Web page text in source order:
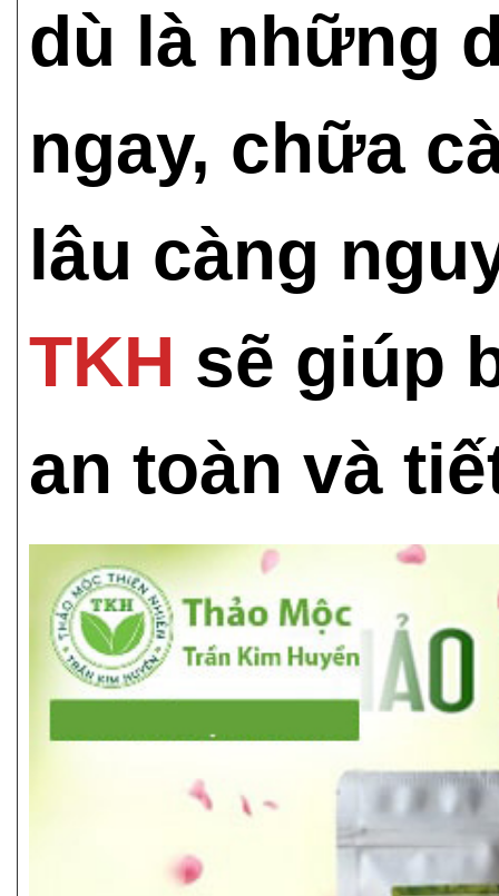
dù là những
ngay, chữa
lâu càng
TKH sẽ giúp
an toàn và